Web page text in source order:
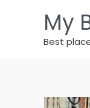
contenuto
My
Best